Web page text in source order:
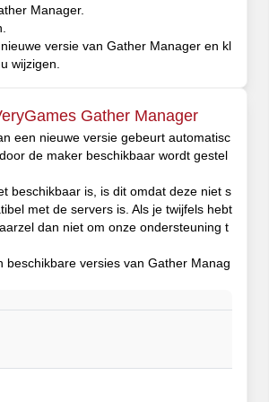
Manager.
versie van Gather Manager en kl
wijzigen.
Gather Manager
een nieuwe versie gebeurt automatisc
de maker beschikbaar wordt gestel
beschikbaar is, is dit omdat deze niet s
met de servers is. Als je twijfels hebt
dan niet om onze ondersteuning t
beschikbare versies van Gather Manag